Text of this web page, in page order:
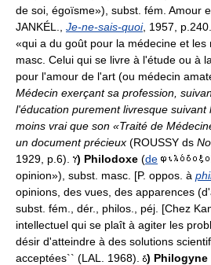
de soi, égoïsme»), subst. fém. Amour
JANKÉL., Je-ne-sais-quoi, 1957, p.240.
«qui a du goût pour la médecine et les
masc. Celui qui se livre à l'étude ou à
pour l'amour de l'art (ou médecin
Médecin exerçant sa profession,
l'éducation purement livresque
moins vrai que son «Traité de
un document précieux (ROUSSY ds
1929, p.6).
) Philodoxe (de
opinion»), subst. masc. [P. oppos. à
opinions, des vues, des apparences
subst. fém., dér., philos., péj. [Chez
intellectuel qui se plaît à agiter les
désir d'atteindre à des solutions
acceptées`` (LAL. 1968).
) Philogyne